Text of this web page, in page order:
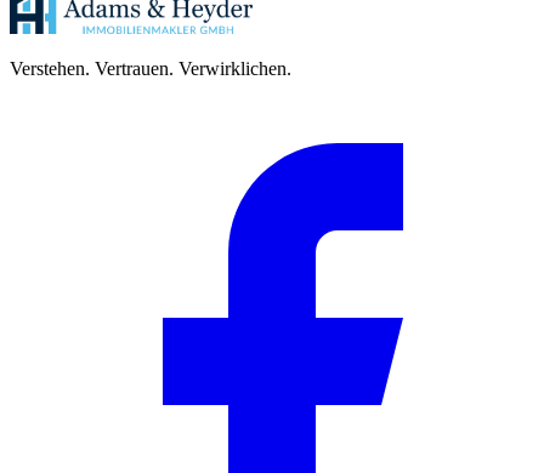
Verstehen. Vertrauen. Verwirklichen.